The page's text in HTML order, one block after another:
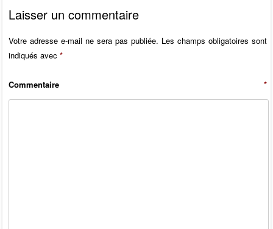
o
k
n
Laisser un commentaire
Votre adresse e-mail ne sera pas publiée. Les champs obligatoires sont
indiqués avec*
Commentaire*